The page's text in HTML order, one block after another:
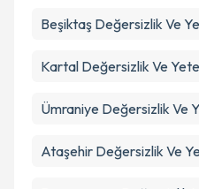
Beşiktaş Değersizlik Ve
Kartal Değersizlik Ve
Ümraniye Değersizlik Ve
Ataşehir Değersizlik Ve